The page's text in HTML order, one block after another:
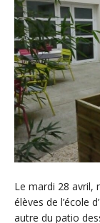
Le mardi 28 avril,
élèves de l’école
autre du patio